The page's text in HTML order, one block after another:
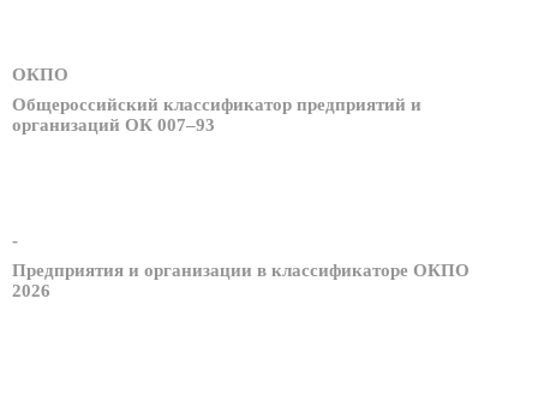
ОКПО
Общероссийский классификатор предприятий и
организаций ОК 007–93
-
Предприятия и организации в классификаторе ОКПО
2026